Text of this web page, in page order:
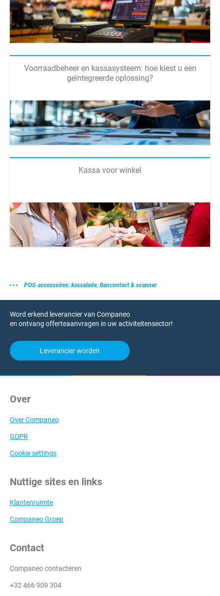
Voorraadbeheer en kassasysteem: hoe kiest u een
geïntegreerde oplossing?
Kassa voor winkel
POS-accessoires: kassalade, Bancontact & scanner
Word erkend leverancier van Companeo
en ontvang offerteaanvragen in uw activiteitensector!
Leverancier worden
Over
Over Companeo
GDPR
Cookie settings
Nuttige sites en links
Klantenruimte
Companeo Groep
Contact
Companeo contacteren
+32 466 909 304